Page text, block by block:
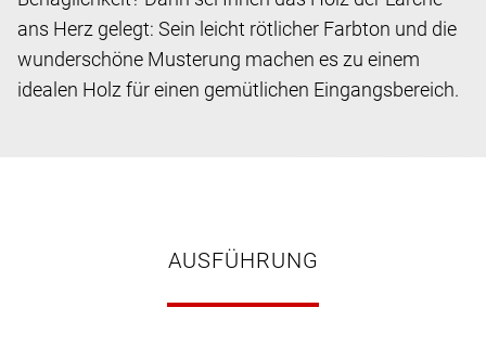
ans Herz gelegt: Sein leicht rötlicher Farbton und die
wunderschöne Musterung machen es zu einem
idealen Holz für einen gemütlichen Eingangsbereich.
AUSFÜHRUNG